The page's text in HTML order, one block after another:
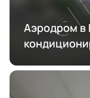
Аэродром в